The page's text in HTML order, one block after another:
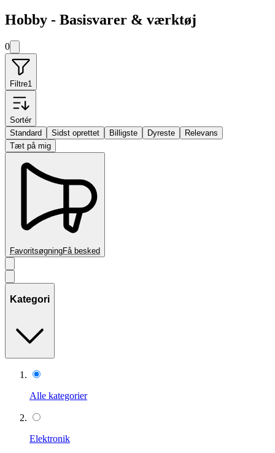
Hobby - Basisvarer & værktøj
0
Filtre1
Sortér
Standard
Sidst oprettet Billigste Dyreste
Relevans
Tæt på mig
FavoritsøgningFå besked
Kategori
Alle kategorier
Elektronik